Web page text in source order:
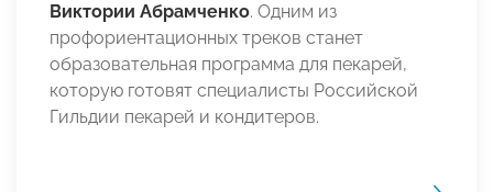
Виктории Абрамченко. Одним из
профориентационных треков станет
образовательная программа для пекарей,
которую готовят специалисты Российской
Гильдии пекарей и кондитеров.